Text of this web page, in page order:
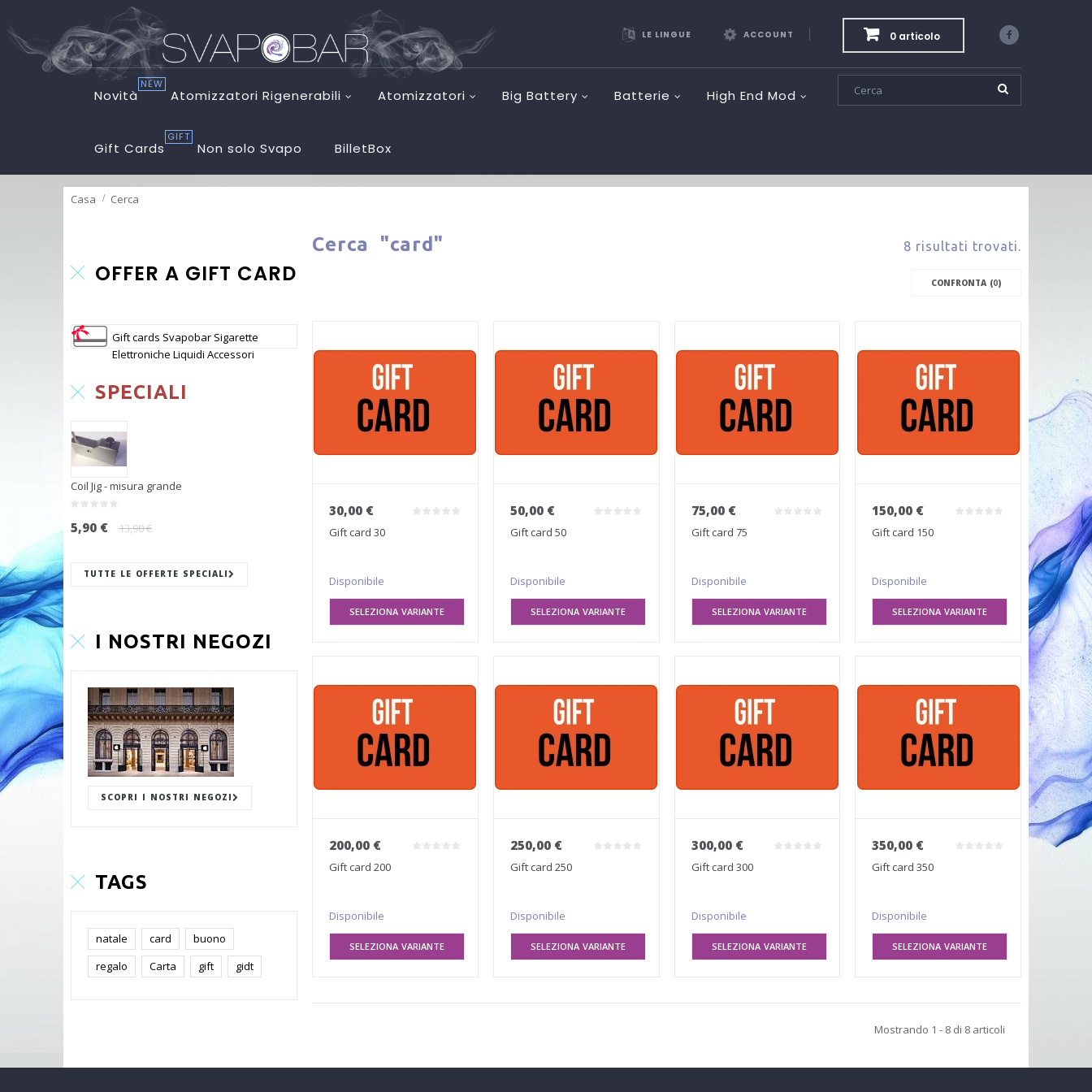
0 articolo
ACCOUNT
LE LINGUE
Novità
NEW
Atomizzatori Rigenerabili Atomizzatori Big Battery Batterie High End Mod
Gift Cards
GIFT
Non solo Svapo BilletBox
Casa Cerca
OFFER A GIFT CARD
Gift cards Svapobar Sigarette
Elettroniche Liquidi Accessori
SPECIALI
Coil Jig - misura grande
5,90 € 13,90 €
TUTTE LE OFFERTE SPECIALI
I NOSTRI NEGOZI
SCOPRI I NOSTRI NEGOZI
TAGS
natale card
buono
regalo
Carta gift gidt
Cerca "card" 8 risultati trovati.
CONFRONTA (0)
30,00 €
Gift card 30
Disponibile
SELEZIONA VARIANTE
50,00 €
Gift card 50
Disponibile
SELEZIONA VARIANTE
75,00 €
Gift card 75
Disponibile
SELEZIONA VARIANTE
150,00 €
Gift card 150
Disponibile
SELEZIONA VARIANTE
200,00 €
Gift card 200
Disponibile
SELEZIONA VARIANTE
250,00 €
Gift card 250
Disponibile
SELEZIONA VARIANTE
300,00 €
Gift card 300
Disponibile
SELEZIONA VARIANTE
350,00 €
Gift card 350
Disponibile
SELEZIONA VARIANTE
Mostrando 1 - 8 di 8 articoli